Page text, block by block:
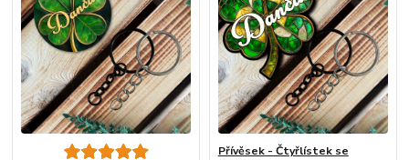
Přívěsek - Čtyřlístek se